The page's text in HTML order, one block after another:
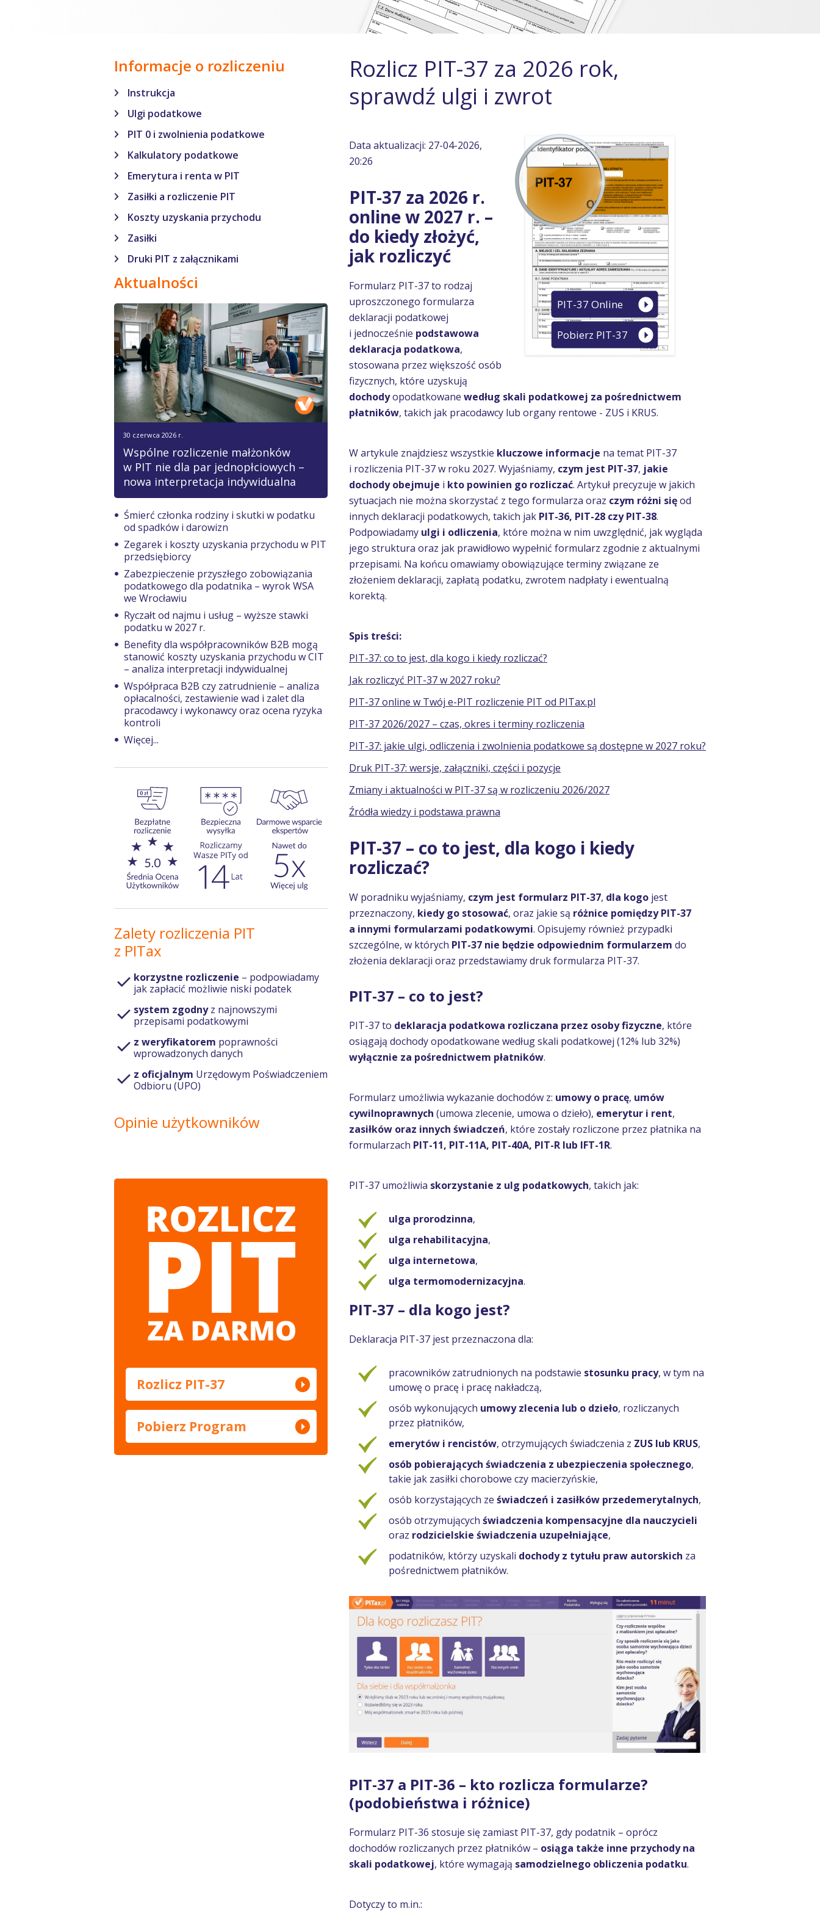
Rozlicz PIT-37 za 2026 rok,
sprawdź ulgi i zwrot
PIT-37 Online
Pobierz PIT-37
Data aktualizacji: 27-04-2026,
20:26
PIT-37 za 2026 r.
online w 2027 r. –
do kiedy złożyć,
jak rozliczyć
Formularz PIT-37 to rodzaj
uproszczonego formularza
deklaracji podatkowej
i jednocześnie podstawowa
deklaracja podatkowa,
stosowana przez większość osób
fizycznych, które uzyskują
dochodyopodatkowane według skali podatkowej za pośrednictwem
płatników, takich jak pracodawcy lub organy rentowe - ZUS i KRUS.
W artykule znajdziesz wszystkie kluczowe informacje na temat PIT-37
i rozliczenia PIT-37 w roku 2027. Wyjaśniamy, czym jest PIT-37, jakie
dochody obejmuje i kto powinien go rozliczać. Artykuł precyzuje w jakich
sytuacjach nie można skorzystać z tego formularza oraz czym różni sięod
innych deklaracji podatkowych, takich jak PIT-36, PIT-28 czy PIT-38.
Podpowiadamy ulgi i odliczenia, które można w nim uwzględnić, jak wygląda
jego struktura oraz jak prawidłowo wypełnić formularz zgodnie z aktualnymi
przepisami. Na końcu omawiamy obowiązujące terminy związane ze
złożeniem deklaracji, zapłatą podatku, zwrotem nadpłaty i ewentualną
korektą.
Spis treści:
PIT-37: co to jest, dla kogo i kiedy rozliczać?
Jak rozliczyć PIT-37 w 2027 roku?
PIT-37 online w Twój e-PIT rozliczenie PIT od PITax.pl
PIT-37 2026/2027 – czas, okres i terminy rozliczenia
PIT-37: jakie ulgi, odliczenia i zwolnienia podatkowe są dostępne w 2027 roku?
Druk PIT-37: wersje, załączniki, części i pozycje
Zmiany i aktualności w PIT-37 są w rozliczeniu 2026/2027
Źródła wiedzy i podstawa prawna
PIT-37 – co to jest, dla kogo i kiedy
rozliczać?
W poradniku wyjaśniamy, czym jest formularz PIT-37, dla kogo jest
przeznaczony, kiedy go stosować, oraz jakie są różnice pomiędzy PIT-37
a innymi formularzami podatkowymi. Opisujemy również przypadki
szczególne, w których PIT-37 nie będzie odpowiednim formularzem do
złożenia deklaracji oraz przedstawiamy druk formularza PIT-37.
PIT-37 – co to jest?
PIT-37 to deklaracja podatkowa rozliczana przez osoby fizyczne, które
osiągają dochody opodatkowane według skali podatkowej (12% lub 32%)
wyłącznie za pośrednictwem płatników.
Formularz umożliwia wykazanie dochodów z: umowy o pracę, umów
cywilnoprawnych (umowa zlecenie, umowa o dzieło), emerytur i rent,
zasiłków oraz innych świadczeń, które zostały rozliczone przez płatnika na
formularzach PIT-11, PIT-11A, PIT-40A, PIT-R lub IFT-1R.
PIT-37 umożliwia skorzystanie z ulg podatkowych, takich jak:
ulga prorodzinna,
ulga rehabilitacyjna,
ulga internetowa,
ulga termomodernizacyjna.
PIT-37 – dla kogo jest?
Deklaracja PIT-37 jest przeznaczona dla:
pracowników zatrudnionych na podstawie stosunku pracy, w tym na
umowę o pracę i pracę nakładczą,
osób wykonujących umowy zlecenia lub o dzieło, rozliczanych
przez płatników,
emerytów i rencistów, otrzymujących świadczenia z ZUS lub KRUS,
osób pobierających świadczenia z ubezpieczenia społecznego,
takie jak zasiłki chorobowe czy macierzyńskie,
osób korzystających ze świadczeń i zasiłków przedemerytalnych,
osób otrzymujących świadczenia kompensacyjne dla nauczycieli
oraz rodzicielskie świadczenia uzupełniające,
podatników, którzy uzyskali dochody z tytułu praw autorskich za
pośrednictwem płatników.
PIT-37 a PIT-36 – kto rozlicza formularze?
(podobieństwa i różnice)
Formularz PIT-36 stosuje się zamiast PIT-37, gdy podatnik – oprócz
dochodów rozliczanych przez płatników – osiąga także inne przychody na
skali podatkowej, które wymagają samodzielnego obliczenia podatku.
Dotyczy to m.in.:
Informacje o rozliczeniu
Instrukcja
Ulgi podatkowe
PIT 0 i zwolnienia podatkowe
Kalkulatory podatkowe
Emerytura i renta w PIT
Zasiłki a rozliczenie PIT
Koszty uzyskania przychodu
Zasiłki
Druki PIT z załącznikami
Aktualności
30 czerwca 2026 r.
Wspólne rozliczenie małżonków
w PIT nie dla par jednopłciowych –
nowa interpretacja indywidualna
Śmierć członka rodziny i skutki w podatku
od spadków i darowizn
Zegarek i koszty uzyskania przychodu w PIT
przedsiębiorcy
Zabezpieczenie przyszłego zobowiązania
podatkowego dla podatnika – wyrok WSA
we Wrocławiu
Ryczałt od najmu i usług – wyższe stawki
podatku w 2027 r.
Benefity dla współpracowników B2B mogą
stanowić koszty uzyskania przychodu w CIT
– analiza interpretacji indywidualnej
Współpraca B2B czy zatrudnienie – analiza
opłacalności, zestawienie wad i zalet dla
pracodawcy i wykonawcy oraz ocena ryzyka
kontroli
Więcej...
Zalety rozliczenia PIT
z PITax
korzystne rozliczenie – podpowiadamy
jak zapłacić możliwie niski podatek
system zgodnyz najnowszymi
przepisami podatkowymi
z weryfikatorem poprawności
wprowadzonych danych
z oficjalnym Urzędowym Poświadczeniem
Odbioru (UPO)
Opinie użytkowników
Rozlicz PIT-37
Pobierz Program